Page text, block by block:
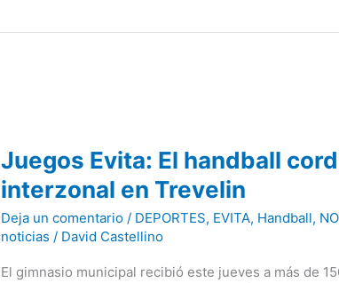
Juegos Evita: El handball
interzonal en Trevelin
Deja un comentario / DEPORTES, EVITA, Handball,
noticias / David Castellino
El gimnasio municipal recibió este jueves a más de
El
handball
cordillerano
tuvo
su